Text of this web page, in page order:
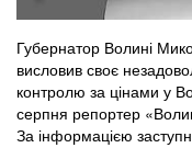
Губернатор Волині
висловив своє
контролю за цінами у
серпня репортер
За інформацією